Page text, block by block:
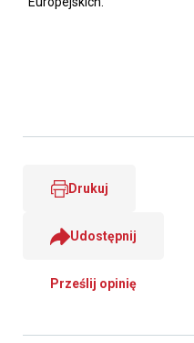
Drukuj
Udostępnij
Prześlij opinię